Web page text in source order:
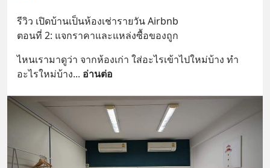
รีวิว เปิดบ้านเป็นห้องเช่ารายวัน Airbnb
ตอนที่ 2: แจกราคาและแหล่งซื้อของถูก
ไหนเรามาดูว่า จากห้องเก่า ใส่อะไรเข้าไปใหม่บ้าง ทำ
อะไรใหม่บ้าง... อ่านต่อ